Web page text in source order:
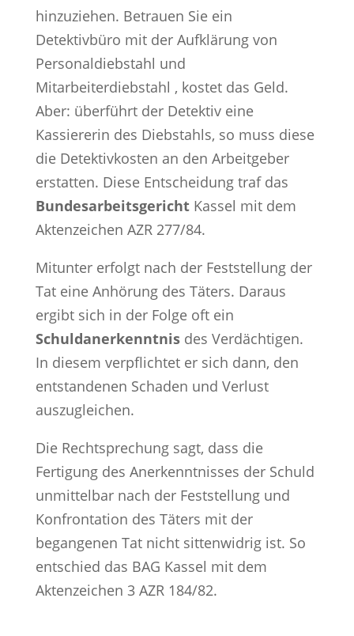
hinzuziehen. Betrauen Sie ein
Detektivbüro mit der Aufklärung von
Personaldiebstahl und
Mitarbeiterdiebstahl , kostet das Geld.
Aber: überführt der Detektiv eine
Kassiererin des Diebstahls, so muss diese
die Detektivkosten an den Arbeitgeber
erstatten. Diese Entscheidung traf das
BundesarbeitsgerichtKassel mit dem
Aktenzeichen AZR 277/84.
Mitunter erfolgt nach der Feststellung der
Tat eine Anhörung des Täters. Daraus
ergibt sich in der Folge oft ein
Schuldanerkenntnisdes Verdächtigen.
In diesem verpflichtet er sich dann, den
entstandenen Schaden und Verlust
auszugleichen.
Die Rechtsprechung sagt, dass die
Fertigung des Anerkenntnisses der Schuld
unmittelbar nach der Feststellung und
Konfrontation des Täters mit der
begangenen Tat nicht sittenwidrig ist. So
entschied das BAG Kassel mit dem
Aktenzeichen 3 AZR 184/82.